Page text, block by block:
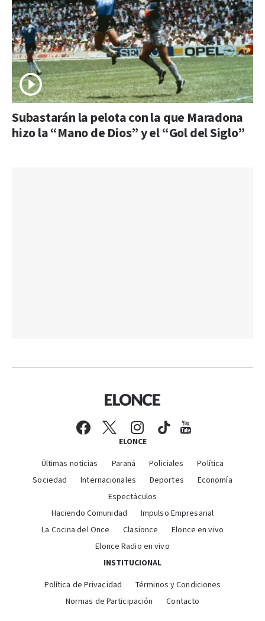
Subastarán la pelota con la que Maradona
hizo la “Mano de Dios” y el “Gol del Siglo”
ELONCE
Últimas noticias Paraná Policiales
Política
Sociedad
Internacionales Deportes
Economía
Espectáculos
Haciendo Comunidad
Impulso Empresarial
La Cocina del Once
Clasionce
Elonce en vivo
Elonce Radio en vivo
INSTITUCIONAL
Política de Privacidad
Términos y Condiciones
Normas de Participación
Contacto